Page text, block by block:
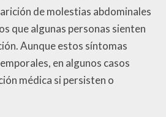
de molestias abdominales
que algunas personas sienten
Aunque estos síntomas
en algunos casos
médica si persisten o